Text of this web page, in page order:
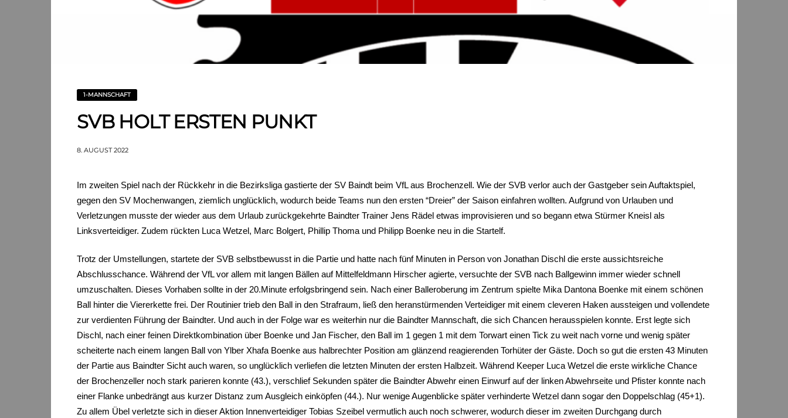
1-MANNSCHAFT
SVB HOLT ERSTEN PUNKT
8. AUGUST 2022
Im zweiten Spiel nach der Rückkehr in die Bezirksliga gastierte der SV Baindt beim VfL aus Brochenzell. Wie der SVB verlor auch der Gastgeber sein Auftaktspiel,
gegen den SV Mochenwangen, ziemlich unglücklich, wodurch beide Teams nun den ersten “Dreier” der Saison einfahren wollten. Aufgrund von Urlauben und
Verletzungen musste der wieder aus dem Urlaub zurückgekehrte Baindter Trainer Jens Rädel etwas improvisieren und so begann etwa Stürmer Kneisl als
Linksverteidiger. Zudem rückten Luca Wetzel, Marc Bolgert, Phillip Thoma und Philipp Boenke neu in die Startelf.
Trotz der Umstellungen, startete der SVB selbstbewusst in die Partie und hatte nach fünf Minuten in Person von Jonathan Dischl die erste aussichtsreiche
Abschlusschance. Während der VfL vor allem mit langen Bällen auf Mittelfeldmann Hirscher agierte, versuchte der SVB nach Ballgewinn immer wieder schnell
umzuschalten. Dieses Vorhaben sollte in der 20.Minute erfolgsbringend sein. Nach einer Balleroberung im Zentrum spielte Mika Dantona Boenke mit einem schönen
Ball hinter die Viererkette frei. Der Routinier trieb den Ball in den Strafraum, ließ den heranstürmenden Verteidiger mit einem cleveren Haken aussteigen und vollendete
zur verdienten Führung der Baindter. Und auch in der Folge war es weiterhin nur die Baindter Mannschaft, die sich Chancen herausspielen konnte. Erst legte sich
Dischl, nach einer feinen Direktkombination über Boenke und Jan Fischer, den Ball im 1 gegen 1 mit dem Torwart einen Tick zu weit nach vorne und wenig später
scheiterte nach einem langen Ball von Ylber Xhafa Boenke aus halbrechter Position am glänzend reagierenden Torhüter der Gäste. Doch so gut die ersten 43 Minuten
der Partie aus Baindter Sicht auch waren, so unglücklich verliefen die letzten Minuten der ersten Halbzeit. Während Keeper Luca Wetzel die erste wirkliche Chance
der Brochenzeller noch stark parieren konnte (43.), verschlief Sekunden später die Baindter Abwehr einen Einwurf auf der linken Abwehrseite und Pfister konnte nach
einer Flanke unbedrängt aus kurzer Distanz zum Ausgleich einköpfen (44.). Nur wenige Augenblicke später verhinderte Wetzel dann sogar den Doppelschlag (45+1).
Zu allem Übel verletzte sich in dieser Aktion Innenverteidiger Tobias Szeibel vermutlich auch noch schwerer, wodurch dieser im zweiten Durchgang durch